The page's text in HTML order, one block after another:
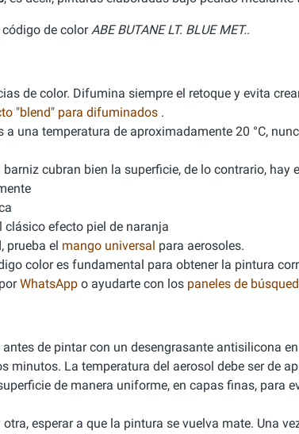
de colorABE BUTANE LT. BLUE MET..
de color. Difumina siempre el retoque y evita
"blend" para difuminados .
una temperatura de aproximadamente 20 °C,
cubran bien la superficie, de lo contrario, hay
clásico efecto piel de naranja
prueba el mango universal para aerosoles.
color es fundamental para obtener la pintura
WhatsApp o ayudarte con los paneles de
de pintar con un desengrasante antisilicona
minutos. La temperatura del aerosol debe ser de
de manera uniforme, en capas finas, para
otra, esperar a que la pintura se vuelva mate. Una